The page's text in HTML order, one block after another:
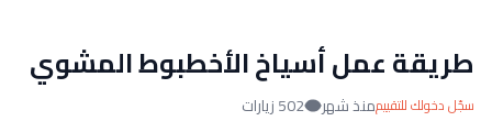
طريقة عمل أسياخ الأخطبوط المشوي
سجّل دخولك للتقييممنذ شهر 502 زيارات